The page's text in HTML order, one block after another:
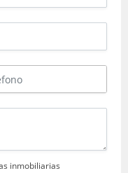
inmobiliarias